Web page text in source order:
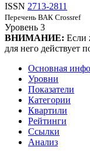
ISSN 2713-2811
Перечень ВАК Crossref
Уровень 3
ВНИМАНИЕ: Если
для него действует
Основная
Уровни
Показатели
Категории
Квартили
Рейтинги
Ссылки
Анализ